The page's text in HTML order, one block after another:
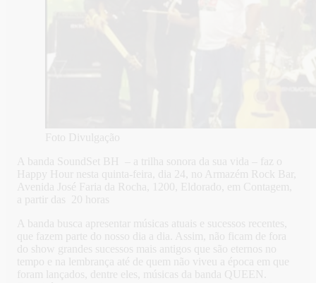
Foto Divulgação
A banda SoundSet BH – a trilha sonora da sua vida – faz o
Happy Hour nesta quinta-feira, dia 24, no Armazém Rock Bar,
Avenida José Faria da Rocha, 1200, Eldorado, em Contagem,
a partir das 20 horas
A banda busca apresentar músicas atuais e sucessos recentes,
que fazem parte do nosso dia a dia. Assim, não ficam de fora
do show grandes sucessos mais antigos que são eternos no
tempo e na lembrança até de quem não viveu a época em que
foram lançados, dentre eles, músicas da banda QUEEN.